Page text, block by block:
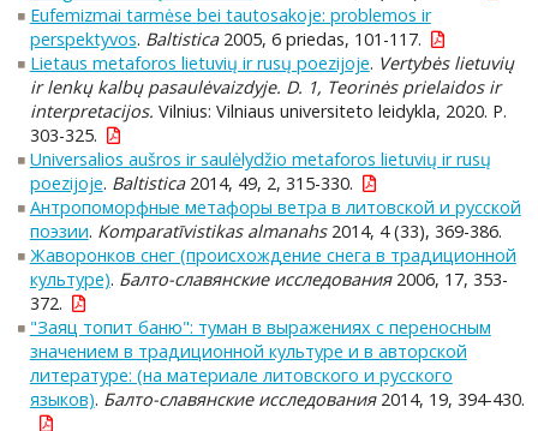
Eufemizmai tarmėse bei tautosakoje: problemos ir
perspektyvos. Baltistica2005, 6 priedas, 101-117.
Lietaus metaforos lietuvių ir rusų poezijoje. Vertybės lietuvių
ir lenkų kalbų pasaulėvaizdyje. D. 1, Teorinės prielaidos ir
interpretacijos. Vilnius: Vilniaus universiteto leidykla, 2020. P.
303-325.
Universalios aušros ir saulėlydžio metaforos lietuvių ir rusų
poezijoje. Baltistica2014, 49, 2, 315-330.
Антропоморфные метафоры ветра в литовской и русской
поэзии. Komparatīvistikas almanahs2014, 4 (33), 369-386.
Жаворонков снег (происхождение снега в традиционной
культуре). Балто-славянские исследования2006, 17, 353-
372.
"Заяц топит баню": туман в выражениях с переносным
значением в традиционной культуре и в авторской
литературе: (на материале литовского и русского
языков). Балто-славянские исследования2014, 19, 394-430.